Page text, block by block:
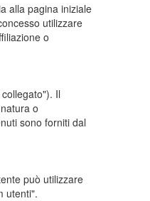
alla pagina iniziale
utilizzare
o
Il
o
sono forniti dal
può utilizzare
utenti".